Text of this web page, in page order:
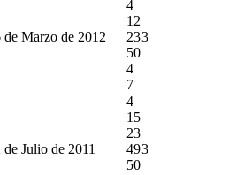
de Marzo de 2012
4
12
23
50
4
7
3
Julio de 2011
4
15
23
49
50
3